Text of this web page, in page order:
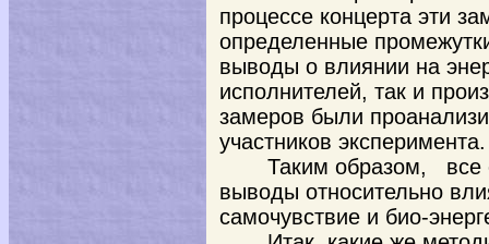
процессе концерта эти
определенные
выводы о влиянии на
исполнителей, так и
замеров были
участников эксперимента.
Таким образом, все
выводы относительно
самочувствие и био-